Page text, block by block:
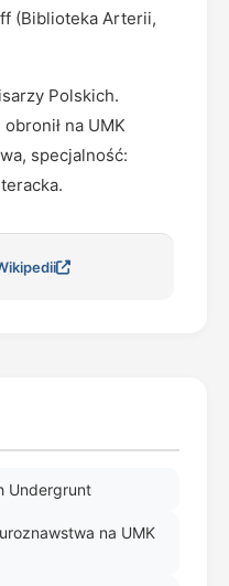
(Biblioteka Arterii,
Polskich.
na UMK
specjalność:
Undergrunt
na UMK